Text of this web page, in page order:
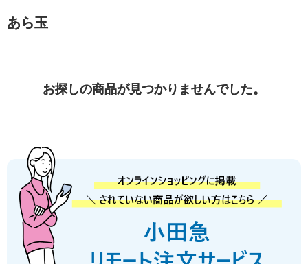
あら玉
お探しの商品が見つかりませんでした。